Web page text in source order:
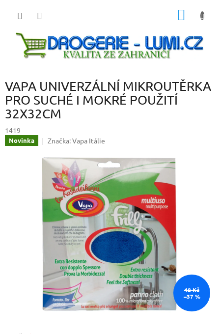
VAPA UNIVERZÁLNÍ MIKROUTĚRKA
PRO SUCHÉ I MOKRÉ POUŽITÍ
32X32CM
1419
Novinka Značka:Vapa Itálie
48 Kč
–37 %